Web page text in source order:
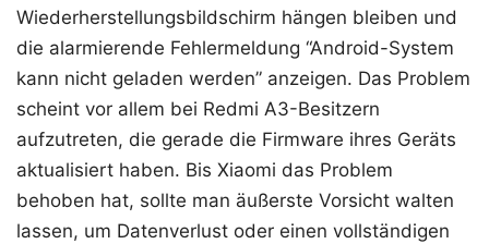
Wiederherstellungsbildschirm hängen bleiben und
die alarmierende Fehlermeldung “Android-System
kann nicht geladen werden” anzeigen. Das Problem
scheint vor allem bei Redmi A3-Besitzern
aufzutreten, die gerade die Firmware ihres Geräts
aktualisiert haben. Bis Xiaomi das Problem
behoben hat, sollte man äußerste Vorsicht walten
lassen, um Datenverlust oder einen vollständigen